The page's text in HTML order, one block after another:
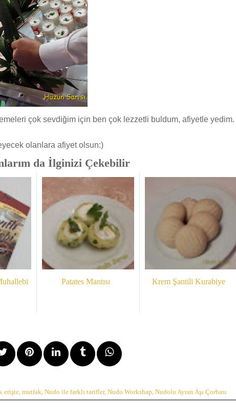
çok sevdiğim için ben çok lezzetli buldum, afiyetle yedim.
olanlara afiyet olsun:)
da İlginizi Çekebilir
Patates Mantısı Krem Şantili Kurabiye
erişte mutfak Nudo ile farklı tarifler, Nudo Workshap Nudolu Ayran Aşı Çorbası